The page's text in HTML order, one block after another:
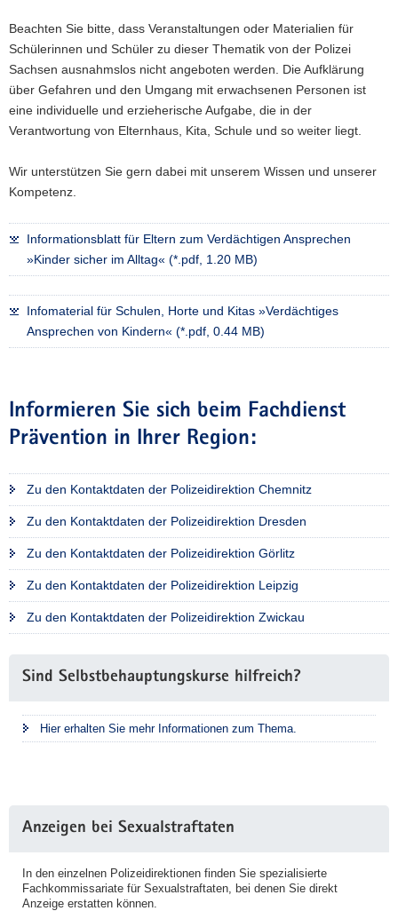
Beachten Sie bitte, dass Veranstaltungen oder Materialien für
Schülerinnen und Schüler zu dieser Thematik von der Polizei
Sachsen ausnahmslos nicht angeboten werden. Die Aufklärung
über Gefahren und den Umgang mit erwachsenen Personen ist
eine individuelle und erzieherische Aufgabe, die in der
Verantwortung von Elternhaus, Kita, Schule und so weiter liegt.
Wir unterstützen Sie gern dabei mit unserem Wissen und unserer
Kompetenz.
Informationsblatt für Eltern zum Verdächtigen Ansprechen
»Kinder sicher im Alltag« (*.pdf, 1.20 MB)
Infomaterial für Schulen, Horte und Kitas »Verdächtiges
Ansprechen von Kindern« (*.pdf, 0.44 MB)
Informieren Sie sich beim Fachdienst
Prävention in Ihrer Region:
Zu den Kontaktdaten der Polizeidirektion Chemnitz
Zu den Kontaktdaten der Polizeidirektion Dresden
Zu den Kontaktdaten der Polizeidirektion Görlitz
Zu den Kontaktdaten der Polizeidirektion Leipzig
Zu den Kontaktdaten der Polizeidirektion Zwickau
Information
Sind Selbstbehauptungskurse hilfreich?
Hier erhalten Sie mehr Informationen zum Thema.
Anzeigen bei Sexualstraftaten
In den einzelnen Polizeidirektionen finden Sie spezialisierte
Fachkommissariate für Sexualstraftaten, bei denen Sie direkt
Anzeige erstatten können.